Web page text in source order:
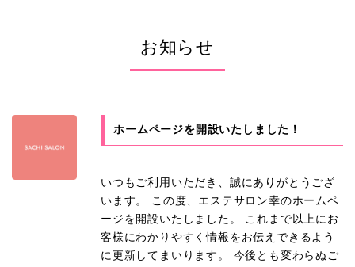
お知らせ
ホームページを開設いたしました！
いつもご利用いただき、誠にありがとうござ
います。 この度、エステサロン幸のホームペ
ージを開設いたしました。 これまで以上にお
客様にわかりやすく情報をお伝えできるよう
に更新してまいります。 今後とも変わらぬご